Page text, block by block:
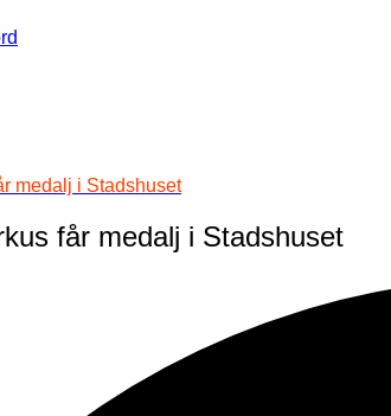
medalj i Stadshuset
får medalj i Stadshuset